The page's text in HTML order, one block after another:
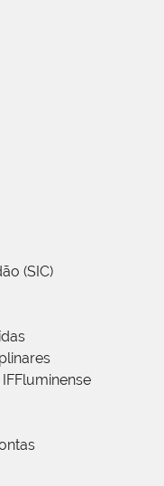
(SIC)